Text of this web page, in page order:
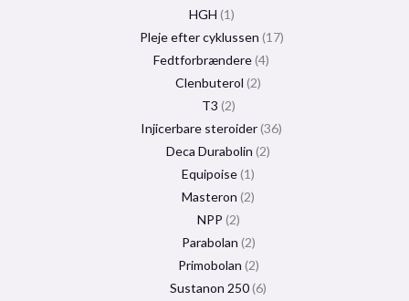
HGH 1
Pleje efter cyklussen 17
Fedtforbrændere 4
Clenbuterol 2
T3 2
Injicerbare steroider 36
Deca Durabolin 2
Equipoise 1
Masteron 2
NPP 2
Parabolan 2
Primobolan 2
Sustanon 250 6